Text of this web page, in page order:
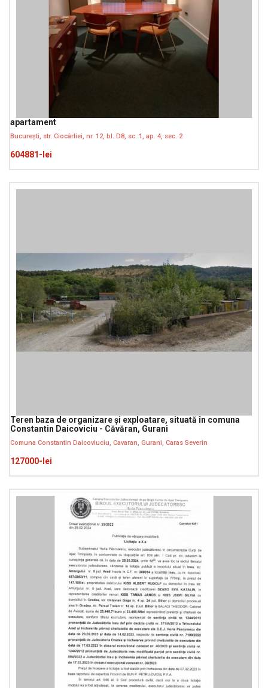
apartament
București, str. Ciocârliei, nr. 12, bl. D8, sc. 1, ap. 4, sec. 2
604881-lei
Teren baza de organizare și exploatare, situată în comuna
Constantin Daicoviciu - Căvăran, Gurani
Comuna Constantin Daicoviuciu, Cavaran, Gurani, Caras Severin
127000-lei